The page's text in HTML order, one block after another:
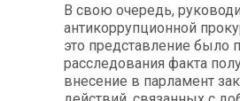
В свою очередь,
антикоррупционной
это представление было
расследования факта
внесение в парламент